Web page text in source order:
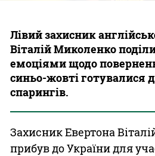
Лівий захисник
Віталій Миколенко
емоціями щодо
синьо-жовті готувалися
спарингів.
Захисник Евертона
прибув до України для